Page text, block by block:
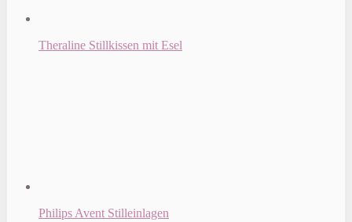
Theraline Stillkissen mit Esel
Philips Avent Stilleinlagen